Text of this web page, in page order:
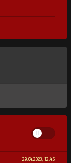
29.04.2023, 12:45